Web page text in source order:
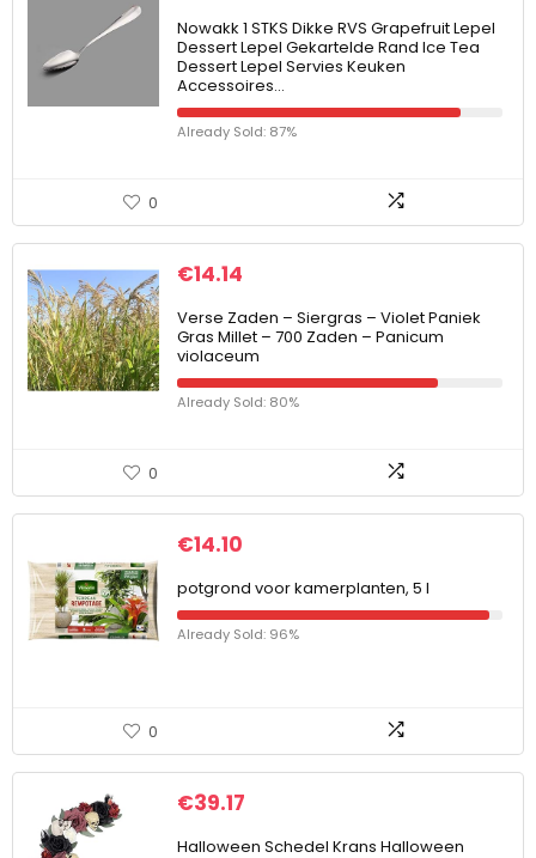
Nowakk 1 STKS Dikke RVS Grapefruit Lepel
Dessert Lepel Gekartelde Rand Ice Tea
Dessert Lepel Servies Keuken
Accessoires…
Already Sold: 87%
0
€14.14
Verse Zaden – Siergras – Violet Paniek
Gras Millet – 700 Zaden – Panicum
violaceum
Already Sold: 80%
0
€14.10
potgrond voor kamerplanten, 5 l
Already Sold: 96%
0
€39.17
Halloween Schedel Krans Halloween